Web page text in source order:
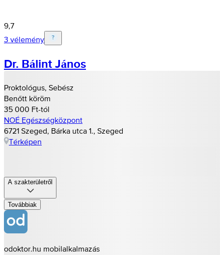
9,7
3 vélemény
Dr. Bálint János
Proktológus, Sebész
Benőtt köröm
35 000 Ft-tól
NOÉ Egészségközpont
6721 Szeged, Bárka utca 1., Szeged
Térképen
A szakterületről
Továbbiak
odoktor.hu mobilalkalmazás